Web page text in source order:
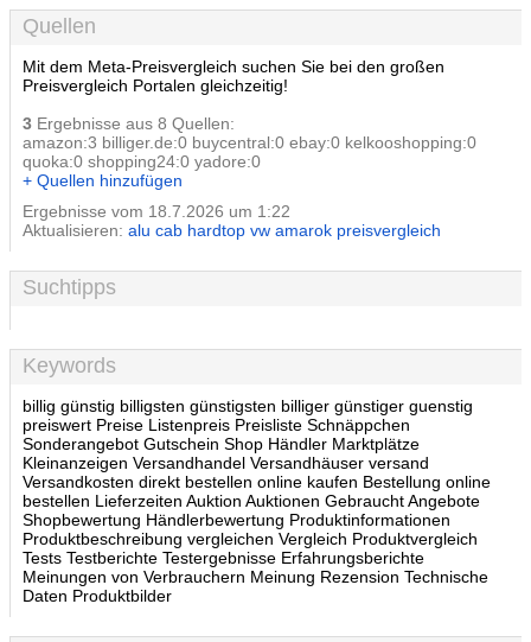
Quellen
Mit dem Meta-Preisvergleich suchen Sie bei den großen
Preisvergleich Portalen gleichzeitig!
3 Ergebnisse aus 8 Quellen:
amazon:3 billiger.de:0 buycentral:0 ebay:0 kelkooshopping:0
quoka:0 shopping24:0 yadore:0
+ Quellen hinzufügen
Ergebnisse vom 18.7.2026 um 1:22
Aktualisieren: alu cab hardtop vw amarok preisvergleich
Suchtipps
Keywords
billig günstig billigsten günstigsten billiger günstiger guenstig
preiswert Preise Listenpreis Preisliste Schnäppchen
Sonderangebot Gutschein Shop Händler Marktplätze
Kleinanzeigen Versandhandel Versandhäuser versand
Versandkosten direkt bestellen online kaufen Bestellung online
bestellen Lieferzeiten Auktion Auktionen Gebraucht Angebote
Shopbewertung Händlerbewertung Produktinformationen
Produktbeschreibung vergleichen Vergleich Produktvergleich
Tests Testberichte Testergebnisse Erfahrungsberichte
Meinungen von Verbrauchern Meinung Rezension Technische
Daten Produktbilder